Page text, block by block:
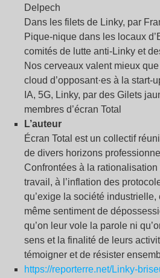
Delpech
Dans les filets de Linky, par
Pique-nique dans les locaux
comités de lutte anti-Linky et
Nos cerveaux valent mieux
cloud d’opposant·es à la start-
IA, 5G, Linky, par des Gilets
membres d’écran Total
L’auteur
Écran Total est un collectif
de divers horizons
Confrontées à la
travail, à l’inflation des
qu’exige la société
même sentiment de
qu’on leur vole la parole ni
sens et la finalité de leurs
témoigner et de résister
https://reporterre.net/Linky-